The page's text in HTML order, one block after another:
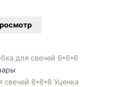
свечей 8*8*8 Уценка